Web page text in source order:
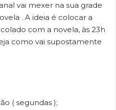
vai mexer na sua grade
. A ideia é colocar a
com a novela, às 23h
como vai supostamente
( segundas );